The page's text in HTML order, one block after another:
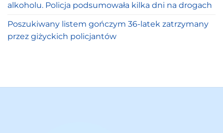
alkoholu. Policja podsumowała kilka dni na drogach
Poszukiwany listem gończym 36-latek zatrzymany
przez giżyckich policjantów